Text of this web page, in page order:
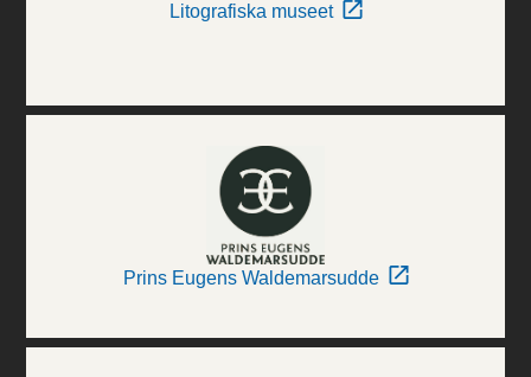
Litografiska museet
Prins Eugens Waldemarsudde